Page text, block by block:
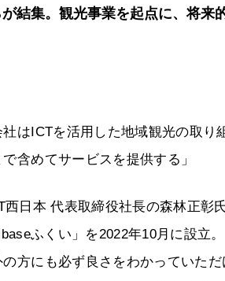
結集。観光事業を起点に、将来
はICTを活用した地域観光の取り
含めてサービスを提供する」
日本 代表取締役社長の森林正彰
ふくい」を2022年10月に設立
方にも必ず良さをわかっていただ